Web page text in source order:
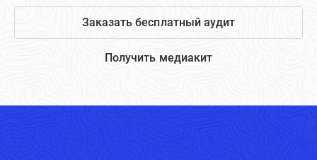
Заказать бесплатный аудит
Получить медиакит